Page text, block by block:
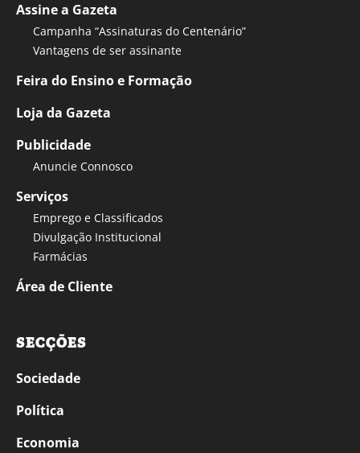
Assine a Gazeta
Campanha “Assinaturas do Centenário”
Vantagens de ser assinante
Feira do Ensino e Formação
Loja da Gazeta
Publicidade
Anuncie Connosco
Serviços
Emprego e Classificados
Divulgação Institucional
Farmácias
Área de Cliente
SECÇÕES
Sociedade
Política
Economia